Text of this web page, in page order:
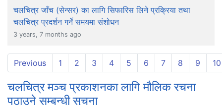
चलचित्र जाँच (सेन्सर) का लागि सिफारिस लिने प्रक्रिया तथा
चलचित्र प्रदर्शन गर्ने समयमा संशोधन
3 years, 7 months ago
Previous 1 2 3 4 5 6 7 8 9 10
चलचित्र मञ्च प्रकाशनका लागि मौलिक रचना
पठाउने सम्बन्धी सूचना